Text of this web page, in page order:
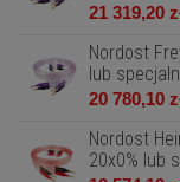
21 319,20
Nordost
lub
20 780,10
Nordost
20x0% lub